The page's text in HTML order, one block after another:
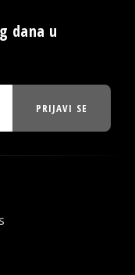
dana u
PRIJAVI SE